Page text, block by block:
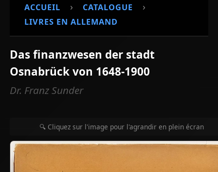
ACCUEIL › CATALOGUE ›
LIVRES EN ALLEMAND
Das finanzwesen der stadt
Osnabrück von 1648-1900
Dr. Franz Sunder
🔍 Cliquez sur l'image pour l'agrandir en plein écran